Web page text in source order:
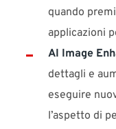
quando
applicazioni
AI Image
dettagli e
eseguire
l’aspetto di